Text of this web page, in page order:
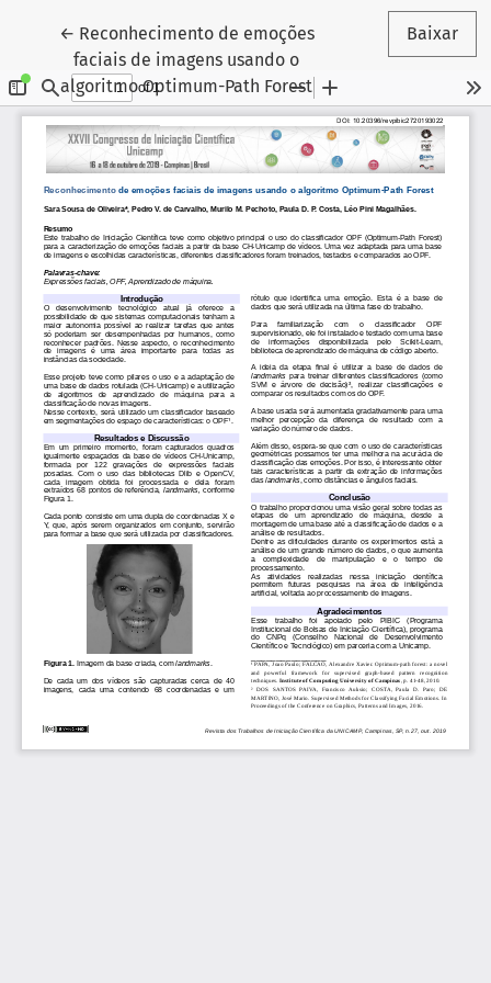
← Voltar aos Detalhes do Artigo
Reconhecimento de emoções
faciais de imagens usando o
algoritmo Optimum-Path Forest
Baixar